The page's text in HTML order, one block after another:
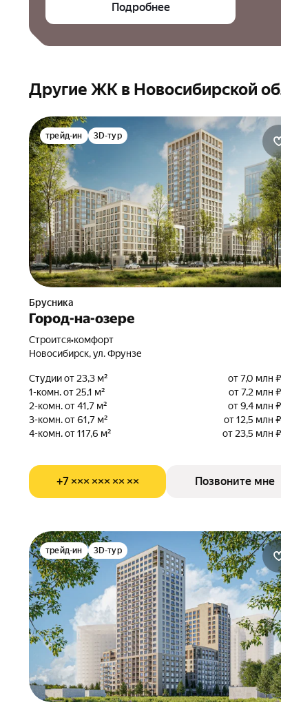
Подробнее
Другие ЖК в Новосибирской
трейд-ин 3D-тур
Брусника
Город-на-озере
Строится•комфорт
Новосибирск, ул. Фрунзе
Студии от 23,3 м²
от 7,0 млн ₽
1-комн. от 25,1 м²
от 7,2 млн ₽
2-комн. от 41,7 м²
от 9,4 млн ₽
3-комн. от 61,7 м²
от 12,5 млн ₽
4-комн. от 117,6 м²
от 23,5 млн ₽
+7 ××× ××× ×× ×× Позвоните мне
трейд-ин 3D-тур